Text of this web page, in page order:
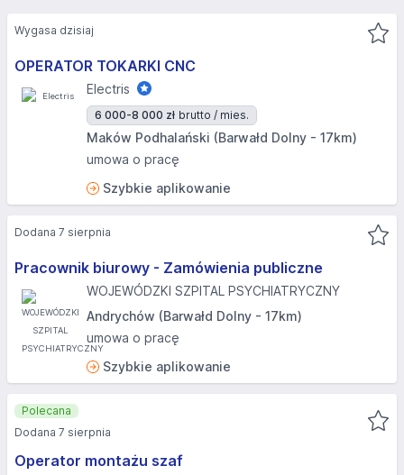
OPERATOR TOKARKI CNC
Electris
6 000-8 000 zł brutto / mies.
Maków Podhalański (Barwałd Dolny - 17km)
umowa o pracę
Szybkie aplikowanie
Wygasa dzisiaj
Pracownik biurowy - Zamówienia publiczne
WOJEWÓDZKI SZPITAL PSYCHIATRYCZNY
Andrychów (Barwałd Dolny - 17km)
umowa o pracę
Szybkie aplikowanie
Dodana 7 sierpnia
Operator montażu szaf
Polecana
Dodana 7 sierpnia